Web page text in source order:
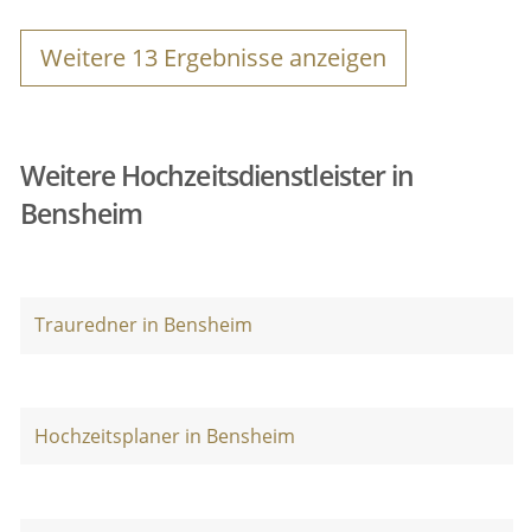
Weitere 13 Ergebnisse anzeigen
Weitere Hochzeitsdienstleister in
Bensheim
Trauredner in Bensheim
Hochzeitsplaner in Bensheim